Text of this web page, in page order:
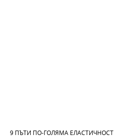
9 ПЪТИ ПО-ГОЛЯМА ЕЛАСТИЧНОСТ